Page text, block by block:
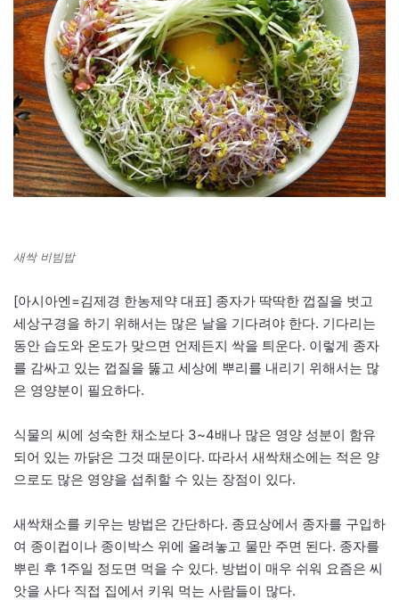
새싹 비빔밥
[아시아엔=김제경 한농제약 대표] 종자가 딱딱한 껍질을 벗고
세상구경을 하기 위해서는 많은 날을 기다려야 한다. 기다리는
동안 습도와 온도가 맞으면 언제든지 싹을 틔운다. 이렇게 종자
를 감싸고 있는 껍질을 뚫고 세상에 뿌리를 내리기 위해서는 많
은 영양분이 필요하다.
식물의 씨에 성숙한 채소보다 3~4배나 많은 영양 성분이 함유
되어 있는 까닭은 그것 때문이다. 따라서 새싹채소에는 적은 양
으로도 많은 영양을 섭취할 수 있는 장점이 있다.
새싹채소를 키우는 방법은 간단하다. 종묘상에서 종자를 구입하
여 종이컵이나 종이박스 위에 올려놓고 물만 주면 된다. 종자를
뿌린 후 1주일 정도면 먹을 수 있다. 방법이 매우 쉬워 요즘은 씨
앗을 사다 직접 집에서 키워 먹는 사람들이 많다.